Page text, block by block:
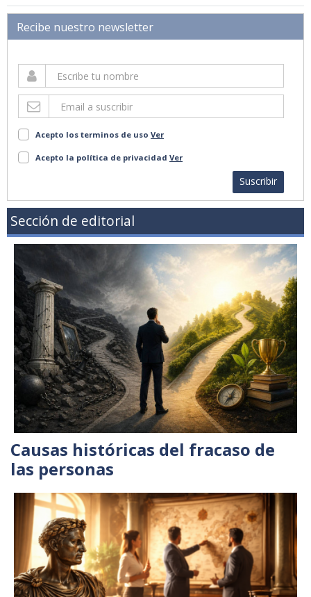
Recibe nuestro newsletter
Acepto los terminos de uso Ver
Acepto la política de privacidad Ver
Suscribir
Sección de editorial
Causas históricas del fracaso de
las personas